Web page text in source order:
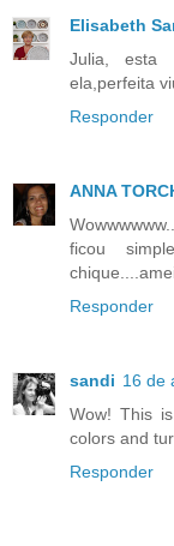
Elisabeth
Julia, esta
ela,perfeita
Responder
ANNA
ficou
Responder
sandi 16 de
Wow! This
colors and
Responder